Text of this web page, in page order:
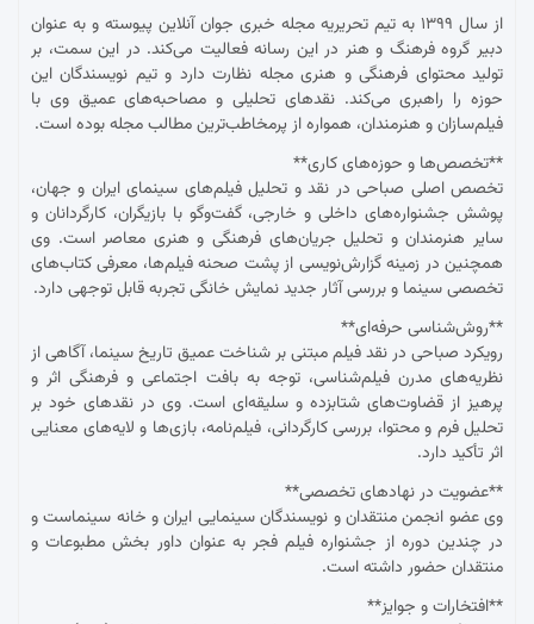
از سال ۱۳۹۹ به تیم تحریریه مجله خبری جوان آنلاین پیوسته و به عنوان
دبیر گروه فرهنگ و هنر در این رسانه فعالیت می‌کند. در این سمت، بر
تولید محتوای فرهنگی و هنری مجله نظارت دارد و تیم نویسندگان این
حوزه را راهبری می‌کند. نقدهای تحلیلی و مصاحبه‌های عمیق وی با
فیلم‌سازان و هنرمندان، همواره از پرمخاطب‌ترین مطالب مجله بوده است.
**تخصص‌ها و حوزه‌های کاری**
تخصص اصلی صباحی در نقد و تحلیل فیلم‌های سینمای ایران و جهان،
پوشش جشنواره‌های داخلی و خارجی، گفت‌وگو با بازیگران، کارگردانان و
سایر هنرمندان و تحلیل جریان‌های فرهنگی و هنری معاصر است. وی
همچنین در زمینه گزارش‌نویسی از پشت صحنه فیلم‌ها، معرفی کتاب‌های
تخصصی سینما و بررسی آثار جدید نمایش خانگی تجربه قابل توجهی دارد.
**روش‌شناسی حرفه‌ای**
رویکرد صباحی در نقد فیلم مبتنی بر شناخت عمیق تاریخ سینما، آگاهی از
نظریه‌های مدرن فیلم‌شناسی، توجه به بافت اجتماعی و فرهنگی اثر و
پرهیز از قضاوت‌های شتابزده و سلیقه‌ای است. وی در نقدهای خود بر
تحلیل فرم و محتوا، بررسی کارگردانی، فیلم‌نامه، بازی‌ها و لایه‌های معنایی
اثر تأکید دارد.
**عضویت در نهادهای تخصصی**
وی عضو انجمن منتقدان و نویسندگان سینمایی ایران و خانه سینماست و
در چندین دوره از جشنواره فیلم فجر به عنوان داور بخش مطبوعات و
منتقدان حضور داشته است.
**افتخارات و جوایز**